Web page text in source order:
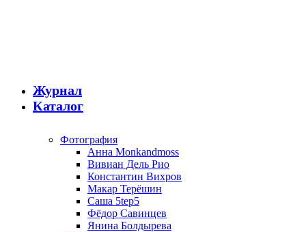
Журнал
Каталог
Фотография
Анна Monkandmoss
Вивиан Дель Рио
Константин Вихров
Макар Терёшин
Саша 5tep5
Фёдор Савинцев
Янина Болдырева